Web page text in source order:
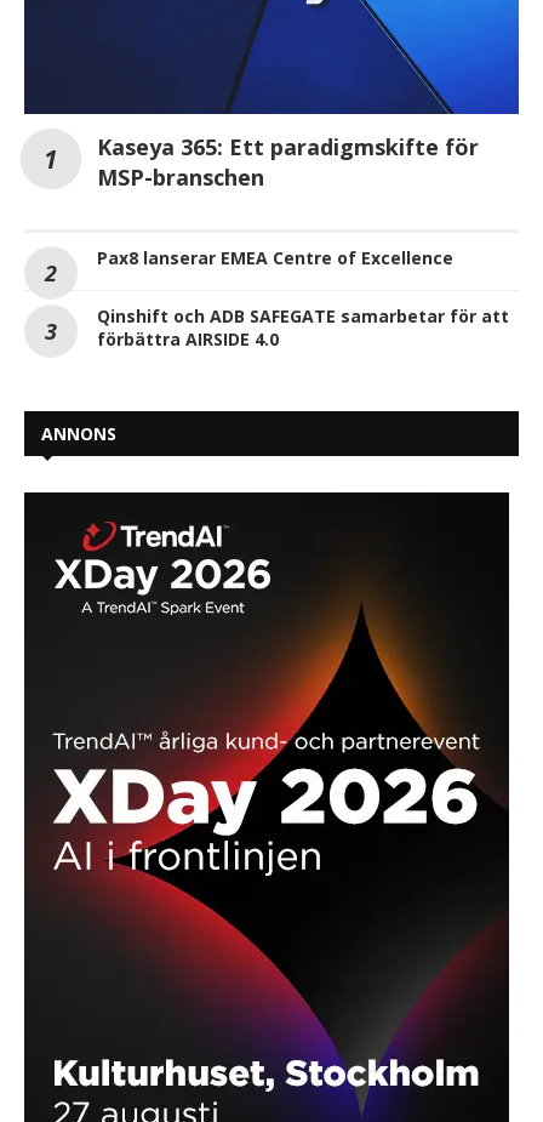
Kaseya 365: Ett paradigmskifte för
MSP-branschen
Pax8 lanserar EMEA Centre of Excellence
Qinshift och ADB SAFEGATE samarbetar för att
förbättra AIRSIDE 4.0
ANNONS